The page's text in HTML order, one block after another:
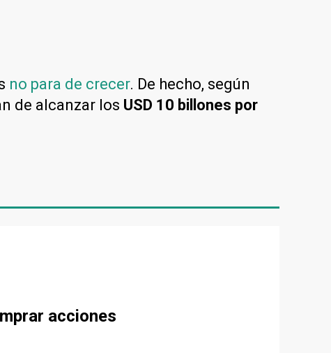
no para de crecer. De hecho, según
de alcanzar los USD 10 billones por
acciones